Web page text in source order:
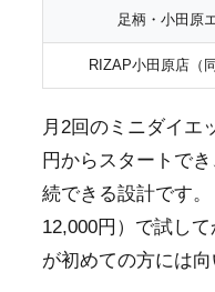
足柄・小田原
RIZAP小田原店（
月2回のミニダイエ
円からスタートで
続できる設計です
12,000円）で試し
が初めての方には向